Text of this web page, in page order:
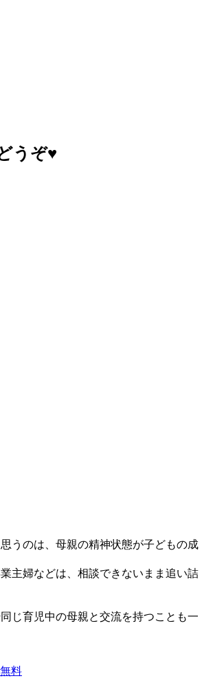
うぞ♥️
うのは、母親の精神状態が子どもの成
主婦などは、相談できないまま追い詰
じ育児中の母親と交流を持つことも一
料